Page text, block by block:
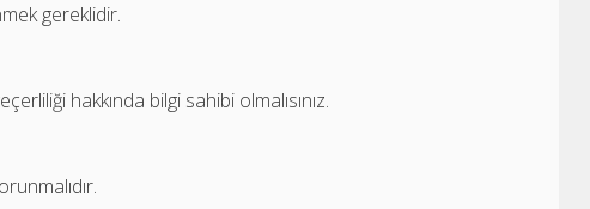
gereklidir.
hakkında bilgi sahibi olmalısınız.